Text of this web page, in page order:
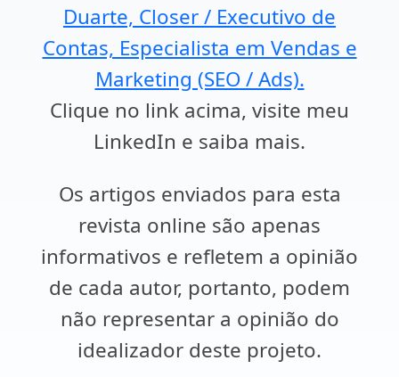
Duarte, Closer / Executivo de
Contas, Especialista em Vendas e
Marketing (SEO / Ads).
Clique no link acima, visite meu
LinkedIn e saiba mais.
Os artigos enviados para esta
revista online são apenas
informativos e refletem a opinião
de cada autor, portanto, podem
não representar a opinião do
idealizador deste projeto.